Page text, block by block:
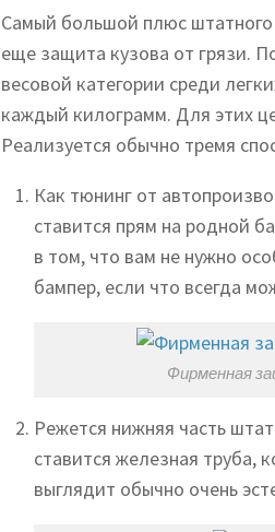
Самый большой плюс штатного
еще защита кузова от грязи.
весовой категории среди
каждый килограмм. Для этих
Реализуется обычно тремя
Как тюнинг от
ставится прям на родной
в том, что вам не нужно
бампер, если что всегда
Фирменная
Режется нижняя часть
ставится железная труба,
выглядит обычно очень